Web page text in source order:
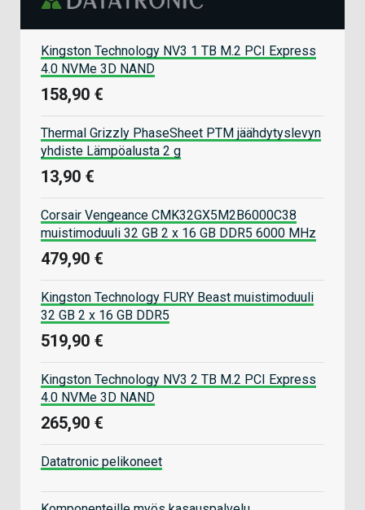
Kingston Technology NV3 1 TB M.2 PCI Express
4.0 NVMe 3D NAND
158,90 €
Thermal Grizzly PhaseSheet PTM jäähdytyslevyn
yhdiste Lämpöalusta 2 g
13,90 €
Corsair Vengeance CMK32GX5M2B6000C38
muistimoduuli 32 GB 2 x 16 GB DDR5 6000 MHz
479,90 €
Kingston Technology FURY Beast muistimoduuli
32 GB 2 x 16 GB DDR5
519,90 €
Kingston Technology NV3 2 TB M.2 PCI Express
4.0 NVMe 3D NAND
265,90 €
Datatronic pelikoneet